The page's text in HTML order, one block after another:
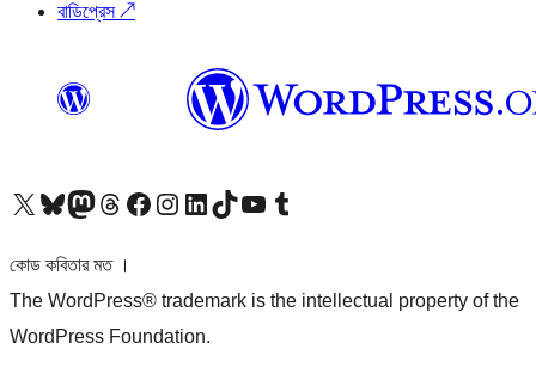
বাডিপ্রেস↗
আমাদের X (আগের টুইটার) অ্যাকাউন্টে যানআমাদের Bluesky অ্যাকাউন্টটি দেখুনআমাদের মাস্টোডন অ্যাকাউন্টটি দেখুনআমাদের থ্রেডস অ্যাকাউন্টটি দেখুনআমাদের ফেসবুক পেজ দেখুনআমাদের ইন্সটাগ্রাম অ্যাকাউন্ট দেখুনআমাদের লিঙ্কডইন অ্যাকাউন্টে যানআমাদের TikTok অ্যাকাউন্টটি দেখুনআমাদের ইউটিউব চ্যানেলে যান আমাদের টাম্বলার অ্যাকাউন্ট দেখুন
কোড কবিতার মত ।
The WordPress® trademark is the intellectual property of the
WordPress Foundation.